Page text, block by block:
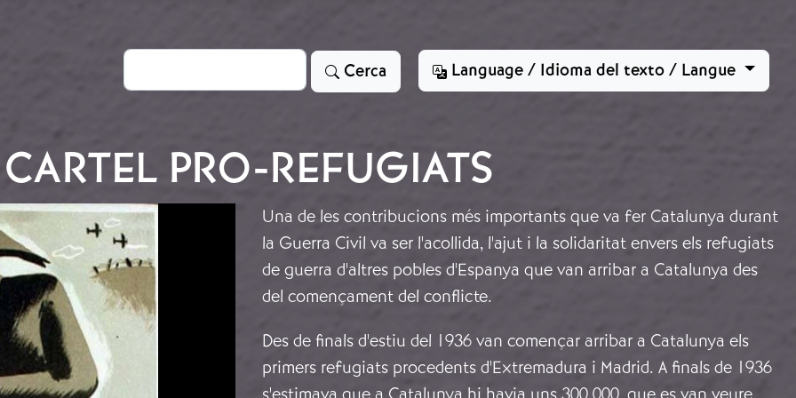
Cerca Cerca Language / Idioma del texto / Langue
CARTEL PRO-REFUGIATS
Una de les contribucions més importants que va fer Catalunya durant
la Guerra Civil va ser l'acollida, l'ajut i la solidaritat envers els refugiats
de guerra d'altres pobles d'Espanya que van arribar a Catalunya des
del començament del conflicte.
Des de finals d'estiu del 1936 van començar arribar a Catalunya els
primers refugiats procedents d'Extremadura i Madrid. A finals de 1936